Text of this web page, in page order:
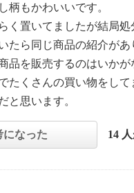
柄もかわいいです。
く置いてましたが結局処
たら同じ商品の紹介が
品を販売するのはいかが
たくさんの買い物をし
と思います。
になった 14